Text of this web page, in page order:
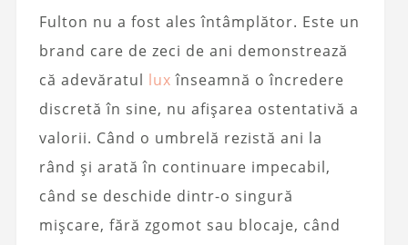
Fulton nu a fost ales întâmplător. Este un
brand care de zeci de ani demonstrează
că adevăratul lux înseamnă o încredere
discretă în sine, nu afișarea ostentativă a
valorii. Când o umbrelă rezistă ani la
rând și arată în continuare impecabil,
când se deschide dintr-o singură
mișcare, fără zgomot sau blocaje, când